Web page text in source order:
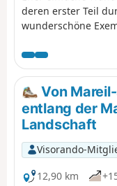
deren erster Teil
wunderschöne
Buchen und
sind. Sie kommen
seinen zahlreichen
Besichtigung der
Dorfzentren von
ihren Kirchen. Der
angenehmen
Von
entlang der
Landschaft
Visorando-
12,90 km